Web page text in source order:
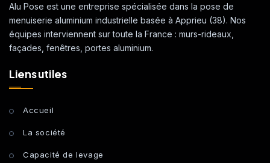
Alu Pose est une entreprise spécialisée dans la pose de
menuiserie aluminium industrielle basée à Apprieu (38). Nos
équipes interviennent sur toute la France : murs-rideaux,
façades, fenêtres, portes aluminium.
Liens utiles
Accueil
La société
Capacité de levage